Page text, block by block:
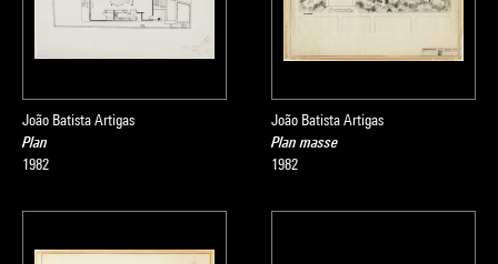
João Batista Artigas
Plan
1982
João Batista Artigas
Plan masse
1982